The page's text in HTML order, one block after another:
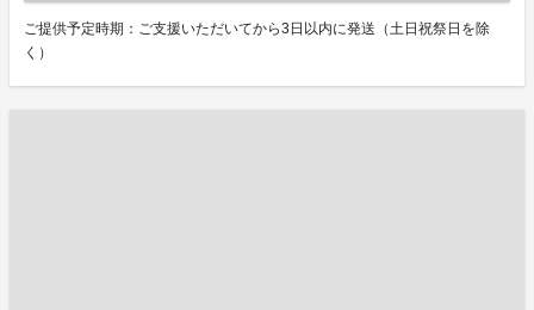
ご提供予定時期：ご支援いただいてから3日以内に発送（土日祝祭日を除
く）